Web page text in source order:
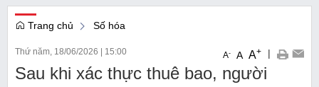
Trang chủ Số hóa
Thứ năm, 18/06/2026 15:00 A- A A+ |
Sau khi xác thực thuê bao, người